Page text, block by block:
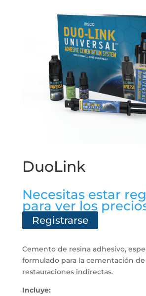
DuoLink
Necesitas estar
para ver los
Registrarse
Cemento de resina adhesivo,
formulado para la cementación de
restauraciones indirectas.
Incluye: